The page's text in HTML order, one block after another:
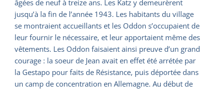
âgées de neuf à treize ans. Les Katz y demeurèrent
jusqu’à la fin de l’année 1943. Les habitants du village
se montraient accueillants et les Oddon s’occupaient de
leur fournir le nécessaire, et leur apportaient même des
vêtements. Les Oddon faisaient ainsi preuve d’un grand
courage : la soeur de Jean avait en effet été arrétée par
la Gestapo pour faits de Résistance, puis déportée dans
un camp de concentration en Allemagne. Au début de